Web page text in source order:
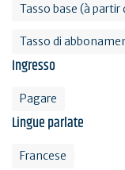
Tasso base (à partir
Tasso di
Ingresso
Pagare
Lingue parlate
Francese